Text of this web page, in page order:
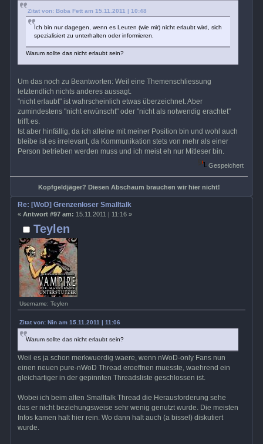
Zitat von: Boba Fett am 15.11.2011 | 10:48
Ich bin nur dagegen, wenn es Leuten (wie mir) nicht erlaubt wird, sich
spezialisiert zu unterhalten oder informieren.
Warum sollte das nicht erlaubt sein?
Um das noch zu Beantworten: Weil eine Themenschliessung
letztendlich nichts anderes aussagt.
"nicht erlaubt" ist wahrscheinlich etwas überzeichnet. Aber
zumindestens "nicht erwünscht" oder "nicht als notwendig erachtet"
trifft es.
Ist aber hinfällig, da ich alleine mit meiner Position bin und wohl auch
bleibe ist es irrelevant, da Kommunikation stets von mehr als einer
Person betrieben werden muss und ich meist eh nur Mitleser bin.
Gespeichert
Kopfgeldjäger? Diesen Abschaum brauchen wir hier nicht!
Teylen
Username: Teylen
Re: [WoD] Grenzenloser Smalltalk
« Antwort #97 am: 15.11.2011 | 11:16 »
Zitat von: Nin am 15.11.2011 | 11:06
Warum sollte das nicht erlaubt sein?
Weil es ja schon merkwuerdig waere, wenn nWoD-only Fans nun
einen neuen pure-nWoD Thread eroeffnen muesste, waehrend ein
gleichartiger in der gepinnten Threadsliste geschlossen ist.
Wobei ich beim alten Smalltalk Thread die Herausforderung sehe
das er nicht beziehungsweise sehr wenig genutzt wurde. Die meisten
Infos kamen halt hier rein. Wo dann halt auch (a bissel) diskutiert
wurde.